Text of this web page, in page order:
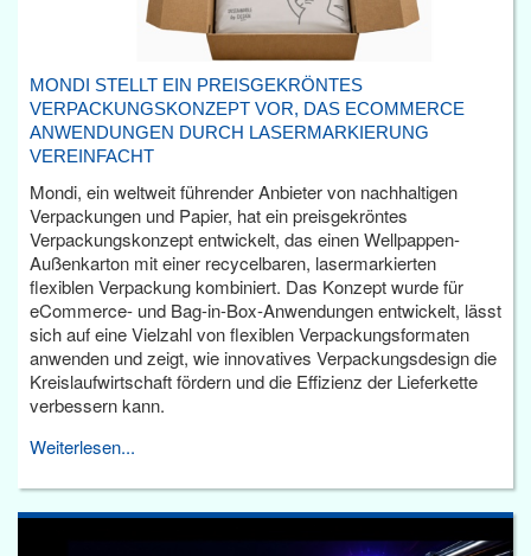
MONDI STELLT EIN PREISGEKRÖNTES
VERPACKUNGSKONZEPT VOR, DAS ECOMMERCE
ANWENDUNGEN DURCH LASERMARKIERUNG
VEREINFACHT
Mondi, ein weltweit führender Anbieter von nachhaltigen
Verpackungen und Papier, hat ein preisgekröntes
Verpackungskonzept entwickelt, das einen Wellpappen-
Außenkarton mit einer recycelbaren, lasermarkierten
flexiblen Verpackung kombiniert. Das Konzept wurde für
eCommerce- und Bag-in-Box-Anwendungen entwickelt, lässt
sich auf eine Vielzahl von flexiblen Verpackungsformaten
anwenden und zeigt, wie innovatives Verpackungsdesign die
Kreislaufwirtschaft fördern und die Effizienz der Lieferkette
verbessern kann.
Weiterlesen...